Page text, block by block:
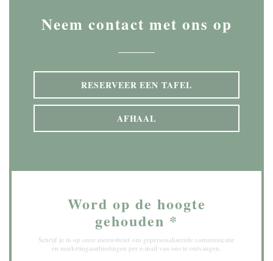
Neem contact met ons op
RESERVEER EEN TAFEL
AFHAAL
Word op de hoogte
gehouden *
Schrijf je in op onze nieuwsbrief om gepersonaliseerde communicatie
en marketingaanbiedingen per e-mail van ons te ontvangen.